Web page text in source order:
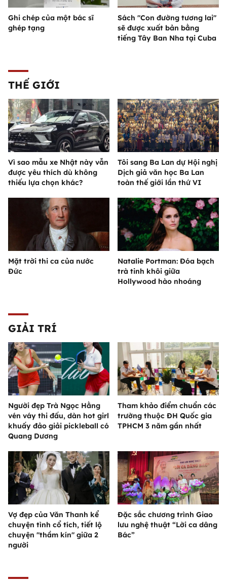
Ghi chép của một bác sĩ
ghép tạng
Sách "Con đường tương lai"
sẽ được xuất bản bằng
tiếng Tây Ban Nha tại Cuba
THẾ GIỚI
Vì sao mẫu xe Nhật này vẫn
được yêu thích dù không
thiếu lựa chọn khác?
Tôi sang Ba Lan dự Hội nghị
Dịch giả văn học Ba Lan
toàn thế giới lần thứ VI
Mặt trời thi ca của nước
Đức
Natalie Portman: Đóa bạch
trà tinh khôi giữa
Hollywood hào nhoáng
GIẢI TRÍ
Người đẹp Trà Ngọc Hằng
vén váy thi đấu, dàn hot girl
khuấy đảo giải pickleball có
Quang Dương
Tham khảo điểm chuẩn các
trường thuộc ĐH Quốc gia
TPHCM 3 năm gần nhất
Vợ đẹp của Văn Thanh kể
chuyện tình cổ tích, tiết lộ
chuyện "thầm kín" giữa 2
người
Đặc sắc chương trình Giao
lưu nghệ thuật “Lời ca dâng
Bác”